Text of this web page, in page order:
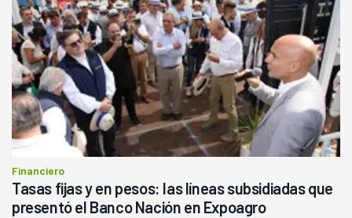
Financiero
Tasas fijas y en pesos: las líneas subsidiadas que
presentó el Banco Nación en Expoagro